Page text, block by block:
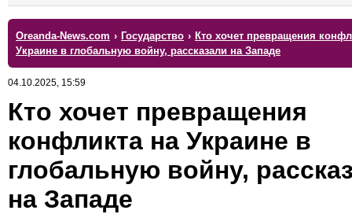
Oreanda-News.com › Государство › Кто хочет превращения
Украине в глобальную войну, рассказали на Западе
04.10.2025, 15:59
Кто хочет превращения
конфликта на Украине в
глобальную войну,
на Западе